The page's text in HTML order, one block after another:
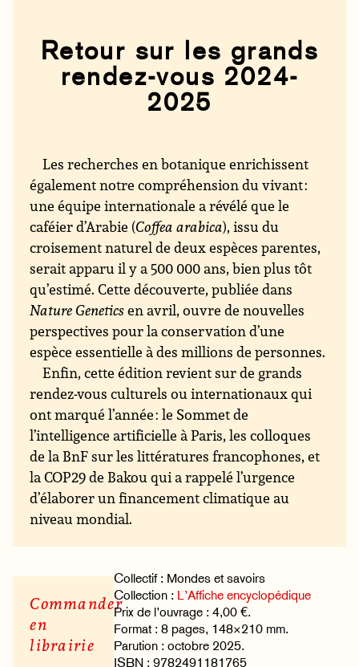
Retour sur les grands
rendez-vous 2024-
2025
Les recherches en botanique enrichissent
également notre compréhension du vivant :
une équipe internationale a révélé que le
caféier d’Arabie (Coffea arabica), issu du
croisement naturel de deux espèces parentes,
serait apparu il y a 500 000 ans, bien plus tôt
qu’estimé. Cette découverte, publiée dans
Nature Geneticsen avril, ouvre de nouvelles
perspectives pour la conservation d’une
espèce essentielle à des millions de personnes.
Enfin, cette édition revient sur de grands
rendez-vous culturels ou internationaux qui
ont marqué l’année : le Sommet de
l’intelligence artificielle à Paris, les colloques
de la BnF sur les littératures francophones, et
la COP29 de Bakou qui a rappelé l’urgence
d’élaborer un financement climatique au
niveau mondial.
Commander
en
librairie
Collectif : Mondes et savoirs
Collection : L’Affiche encyclopédique
Prix de l’ouvrage : 4,00 €.
Format : 8 pages, 148×210 mm.
Parution : octobre 2025.
ISBN : 9782491181765